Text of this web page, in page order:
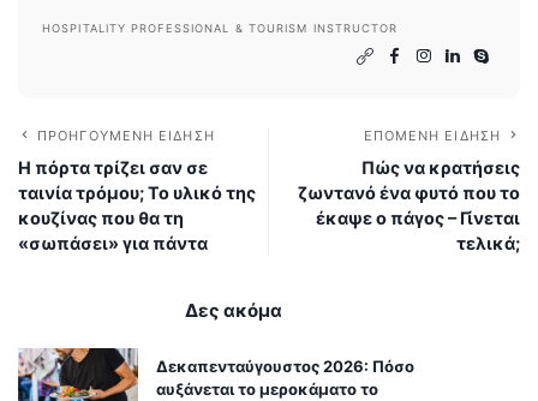
HOSPITALITY PROFESSIONAL & TOURISM INSTRUCTOR
ΠΡΟΗΓΟΎΜΕΝΗ ΕΊΔΗΣΗ
Η πόρτα τρίζει σαν σε
ταινία τρόμου; Το υλικό της
κουζίνας που θα τη
«σωπάσει» για πάντα
ΕΠΌΜΕΝΗ ΕΊΔΗΣΗ
Πώς να κρατήσεις
ζωντανό ένα φυτό που το
έκαψε ο πάγος – Γίνεται
τελικά;
Δες ακόμα
Δεκαπενταύγουστος 2026: Πόσο
αυξάνεται το μεροκάματο το